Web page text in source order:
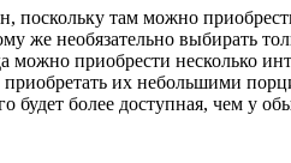
там можно
же необязательно выбирать
можно приобрести несколько
их небольшими
более доступная, чем у